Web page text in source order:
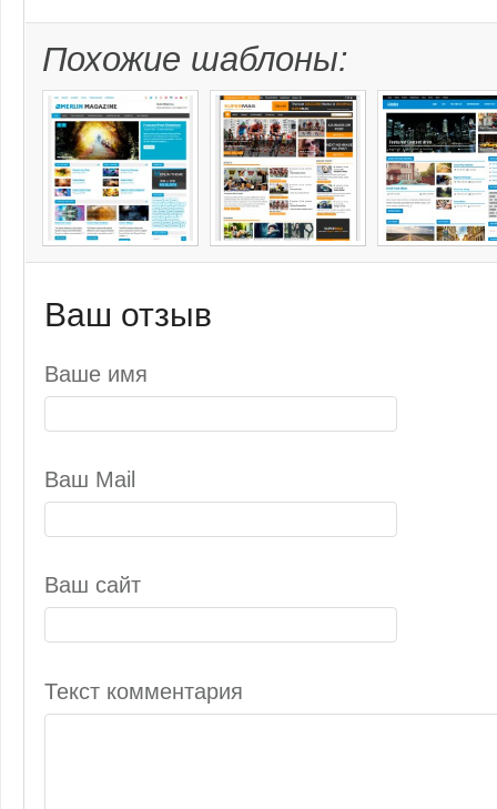
Похожие шаблоны:
Ваш отзыв
Ваше имя
Ваш Mail
Ваш сайт
Текст комментария